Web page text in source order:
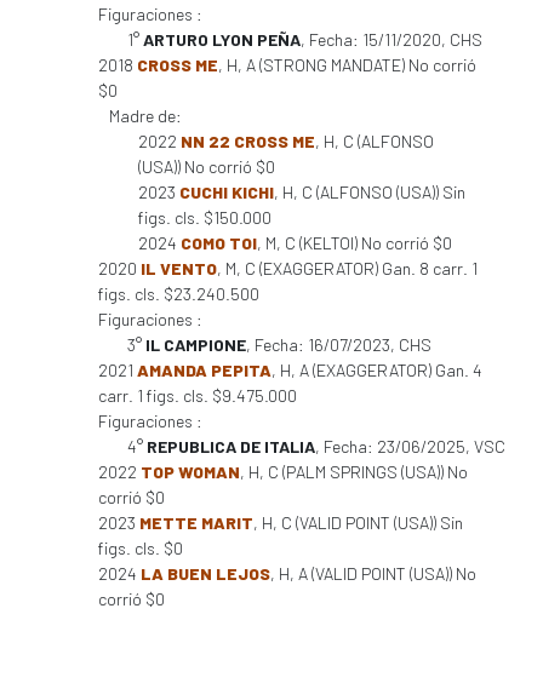
Figuraciones :
1°ARTURO LYON PEÑA, Fecha: 15/11/2020, CHS
2018 CROSS ME, H, A (STRONG MANDATE) No corrió
$0
Madre de:
2022 NN 22 CROSS ME, H, C (ALFONSO
(USA)) No corrió $0
2023 CUCHI KICHI, H, C (ALFONSO (USA)) Sin
figs. cls. $150.000
2024 COMO TOI, M, C (KELTOI) No corrió $0
2020 IL VENTO, M, C (EXAGGERATOR) Gan. 8 carr. 1
figs. cls. $23.240.500
Figuraciones :
3° IL CAMPIONE, Fecha: 16/07/2023, CHS
2021 AMANDA PEPITA, H, A (EXAGGERATOR) Gan. 4
carr. 1 figs. cls. $9.475.000
Figuraciones :
4° REPUBLICA DE ITALIA, Fecha: 23/06/2025, VSC
2022 TOP WOMAN, H, C (PALM SPRINGS (USA)) No
corrió $0
2023 METTE MARIT, H, C (VALID POINT (USA)) Sin
figs. cls. $0
2024 LA BUEN LEJOS, H, A (VALID POINT (USA)) No
corrió $0